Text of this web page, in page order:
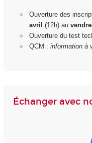
Ouverture des
avril (12h) au
Ouverture du test
QCM : information à
Échanger avec